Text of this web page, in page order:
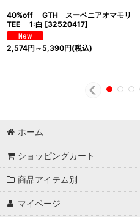
40%off GTH スーベニアオマモリ
TEE 1:白 [32520417]
2,574円 ～5,390円(税込)
ホーム
ショッピングカート
商品アイテム別
マイページ